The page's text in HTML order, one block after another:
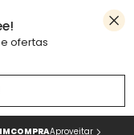
ofertas
Aproveitar